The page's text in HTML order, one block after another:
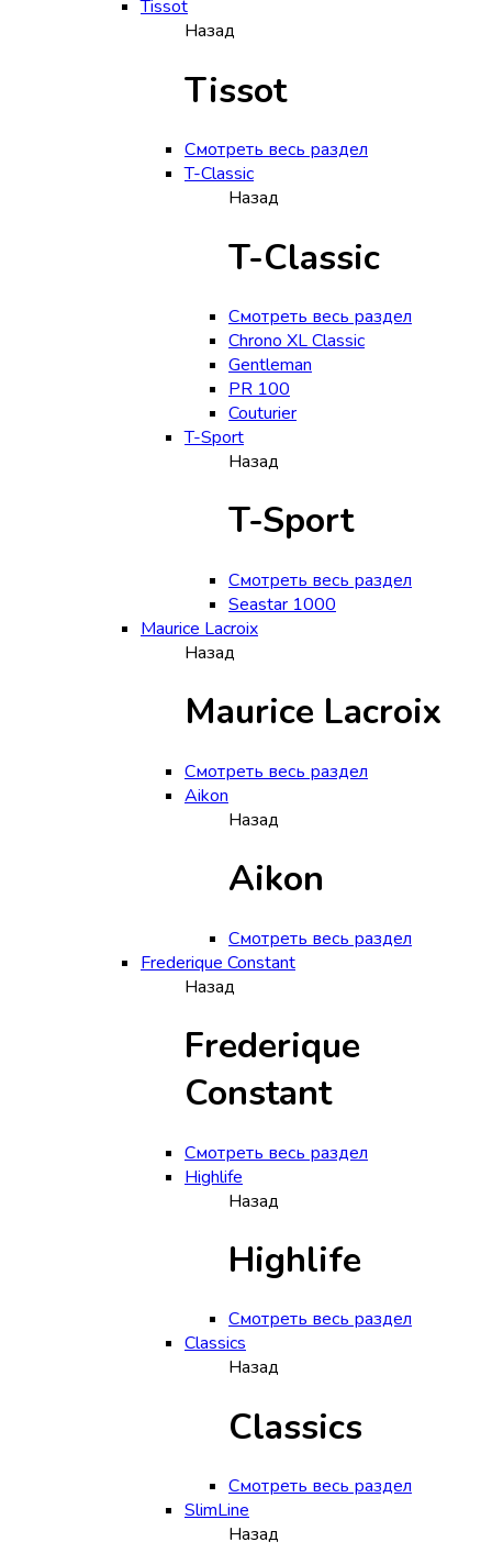
Tissot
Назад
Tissot
Смотреть весь раздел
T-Classic
Назад
T-Classic
Смотреть весь раздел
Chrono XL Classic
Gentleman
PR 100
Couturier
T-Sport
Назад
T-Sport
Смотреть весь раздел
Seastar 1000
Maurice Lacroix
Назад
Maurice Lacroix
Смотреть весь раздел
Aikon
Назад
Aikon
Смотреть весь раздел
Frederique Constant
Назад
Frederique
Constant
Смотреть весь раздел
Highlife
Назад
Highlife
Смотреть весь раздел
Classics
Назад
Classics
Смотреть весь раздел
SlimLine
Назад